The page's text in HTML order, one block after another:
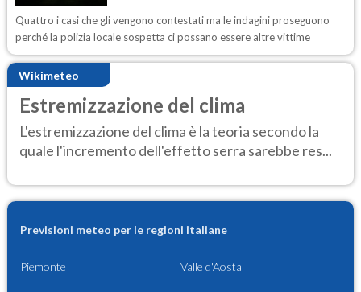
Quattro i casi che gli vengono contestati ma le indagini proseguono
perché la polizia locale sospetta ci possano essere altre vittime
Wikimeteo
Estremizzazione del clima
L'estremizzazione del clima è la teoria secondo la
quale l'incremento dell'effetto serra sarebbe res...
Previsioni meteo per le regioni italiane
Piemonte Valle d'Aosta